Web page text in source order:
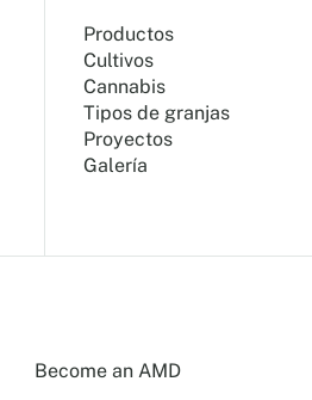
Productos
Cultivos
Cannabis
Tipos de granjas
Proyectos
Galería
Become an AMD